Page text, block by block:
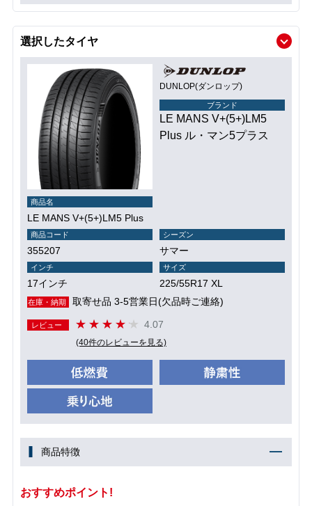
選択したタイヤ
DUNLOP(ダンロップ)
ブランド
LE MANS V+(5+)LM5
Plus ル・マン5プラス
商品名
LE MANS V+(5+)LM5 Plus
商品コード
355207
シーズン
サマー
インチ
17インチ
サイズ
225/55R17 XL
在庫・納期 取寄せ品 3-5営業日(欠品時ご連絡)
レビュー 4.07
(40件のレビューを見る)
商品特徴
おすすめポイント!